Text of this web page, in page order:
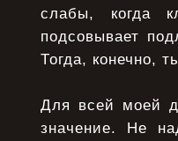
слабы, когда
подсовывает
Тогда, конечно,
Для всей моей
значение. Не